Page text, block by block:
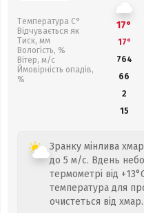
Температура С°
Відчувається як
Тиск, мм
Вологість, %
Вітер, м/с
Ймовірність опадів,
%
17°
17°
764
66
2
15
Зранку мінлива
до 5 м/с. Вдень
термометрі від
температура для
очистеться від хмар.